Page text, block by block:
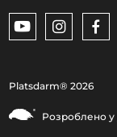
Platsdarm® 2026
Розроблено у